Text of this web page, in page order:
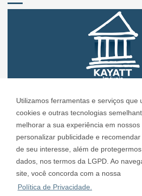
Utilizamos ferramentas e serviços que
cookies e outras tecnologias
melhorar a sua experiência em nossos
personalizar publicidade e
de seu interesse, além de
dados, nos termos da LGPD. Ao
site, você concorda com a nossa
Política de Privacidade.
CRECI: 72.304
Informações de
Kayatt Imóveis - 72.304
contato@kayattimoveis.com.br
+55 (11) 99200-6432